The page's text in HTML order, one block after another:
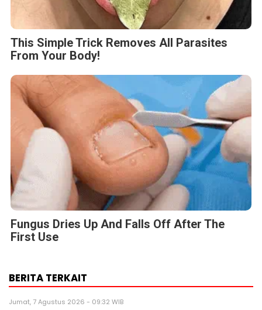
This Simple Trick Removes All Parasites
From Your Body!
Fungus Dries Up And Falls Off After The
First Use
BERITA TERKAIT
Jumat, 7 Agustus 2026 - 09:32 WIB